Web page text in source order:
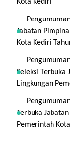
Kota Kediri
Jabatan
Kota Kediri
Seleksi Terbuka
Lingkungan
Terbuka
Pemerintah